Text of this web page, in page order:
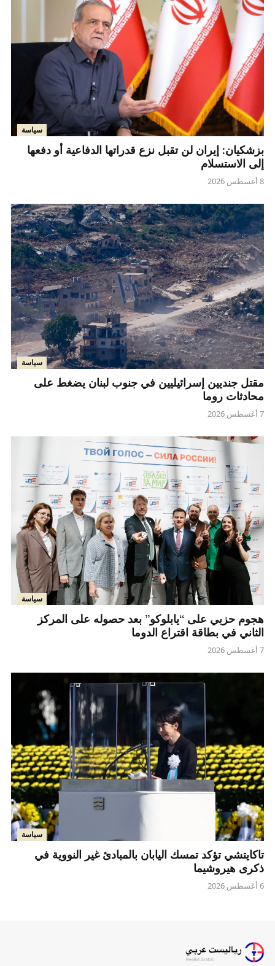
سياسة
بزشكيان: إيران لن تقبل نزع قدراتها الدفاعية أو دفعها
إلى الاستسلام
8 أغسطس 2026
سياسة
مقتل جنديين إسرائيليين في جنوب لبنان يضغط على
محادثات روما
7 أغسطس 2026
سياسة
هجوم حزبي على “يابلوكو” بعد حصوله على المركز
الثاني في بطاقة اقتراع الدوما
7 أغسطس 2026
سياسة
تاكايتشي تؤكد تمسك اليابان بالمبادئ غير النووية في
ذكرى هيروشيما
6 أغسطس 2026